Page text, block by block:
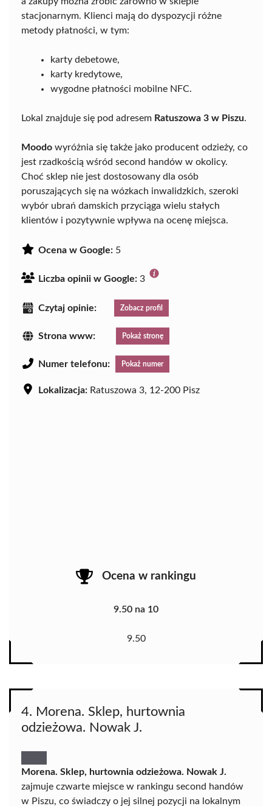
stacjonarnym. Klienci mają do dyspozycji różne
metody płatności, w tym:
karty debetowe,
karty kredytowe,
wygodne płatności mobilne NFC.
Lokal znajduje się pod adresem Ratuszowa 3 w Piszu.
Moodo wyróżnia się także jako producent odzieży, co
jest rzadkością wśród second handów w okolicy.
Choć sklep nie jest dostosowany dla osób
poruszających się na wózkach inwalidzkich, szeroki
wybór ubrań damskich przyciąga wielu stałych
klientów i pozytywnie wpływa na ocenę miejsca.
Ocena w Google: 5
Liczba opinii w Google: 3
Czytaj opinie: Zobacz profil
Strona www: Pokaż stronę
Numer telefonu: Pokaż numer
Lokalizacja: Ratuszowa 3, 12-200 Pisz
Ocena w rankingu
9.50 na 10
9.50
4. Morena. Sklep, hurtownia
odzieżowa. Nowak J.
Morena. Sklep, hurtownia odzieżowa. Nowak J.
zajmuje czwarte miejsce w rankingu second handów
w Piszu, co świadczy o jej silnej pozycji na lokalnym